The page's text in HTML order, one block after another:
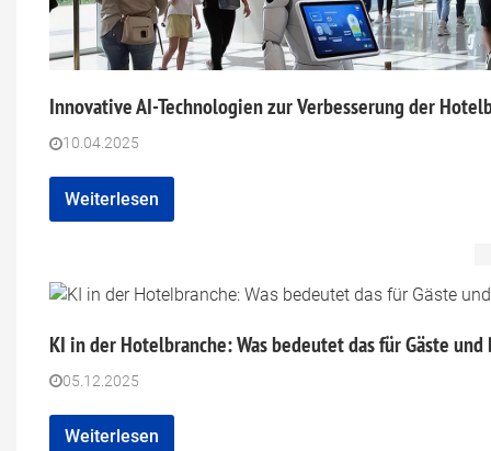
Innovative AI-Technologien zur Verbesserung der
10.04.2025
Weiterlesen
KI in der Hotelbranche: Was bedeutet das für Gäste
05.12.2025
Weiterlesen